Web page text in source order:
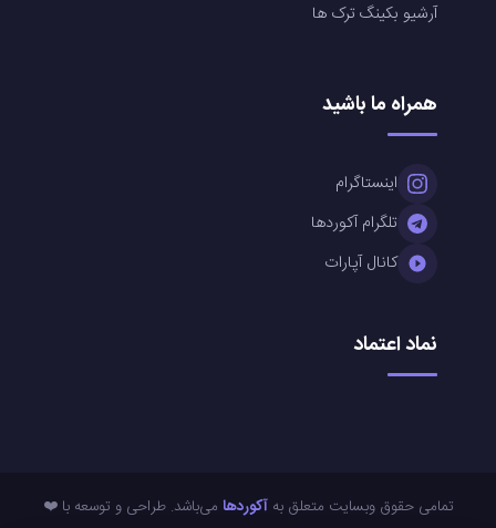
آرشیو بکینگ ترک ها
همراه ما باشید
اینستاگرام
تلگرام آکوردها
کانال آپارات
نماد اعتماد
تمامی حقوق وبسایت متعلق بهآکوردها می‌باشد. طراحی و توسعه با ❤️